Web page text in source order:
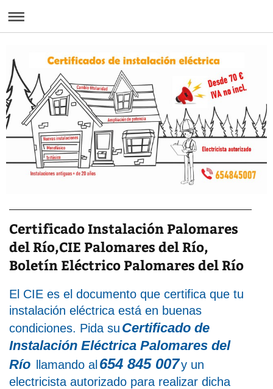
Certificado Instalación Palomares
del Río,CIE Palomares del Río,
Boletín Eléctrico Palomares del Río
El CIE es el documento que certifica que tu
instalación eléctrica está en buenas
condiciones. Pida su Certificado de
Instalación Eléctrica Palomares del
Río llamando al654 845 007y un
electricista autorizado para realizar dicha